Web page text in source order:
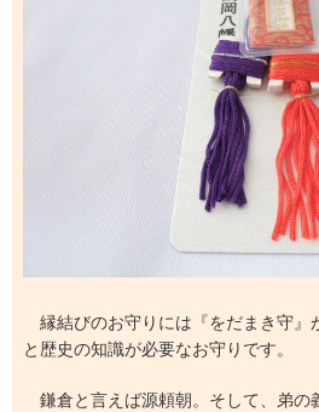
縁結びのお守りには『をだまき守』
と歴史の知識が必要なお守りです。
鎌倉と言えば源頼朝。そして、弟の